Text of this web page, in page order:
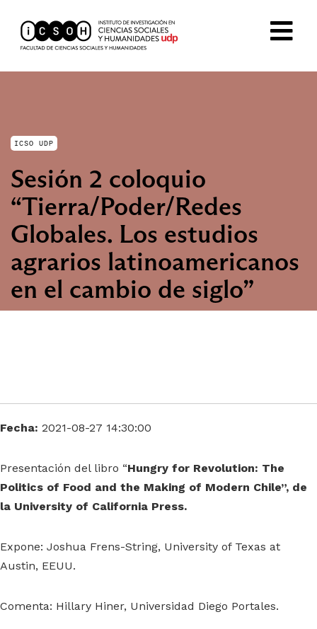
ICSO UDP
Sesión 2 coloquio
“Tierra/Poder/Redes
Globales. Los estudios
agrarios latinoamericanos
en el cambio de siglo”
Fecha: 2021-08-27 14:30:00
Presentación del libro “Hungry for Revolution: The
Politics of Food and the Making of Modern Chile”, de
la University of California Press.
Expone: Joshua Frens-String, University of Texas at
Austin, EEUU.
Comenta: Hillary Hiner, Universidad Diego Portales.